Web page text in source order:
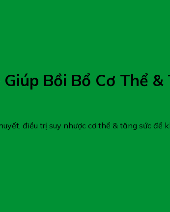
Bồi Bổ Cơ Thể
điều trị suy nhược cơ thể & tăng sức đề